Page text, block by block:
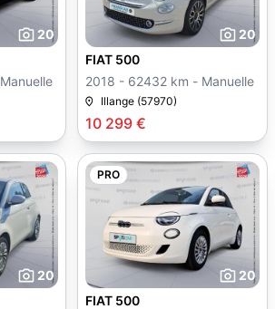
20
2017 - 56582 km - Manuelle
20
10 299 €
FIAT 500
2018 - 62432 km - Manuelle
Illange (57970)
20
PRO
20
FIAT 500